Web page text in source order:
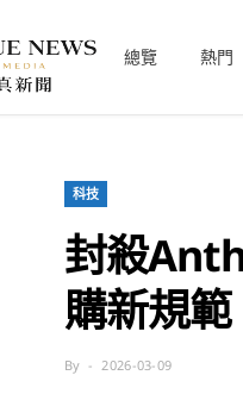
總覽 熱門
科技
封殺
購新規範
By 2026-03-09